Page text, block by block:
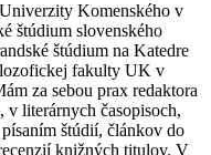
Komenského v
štúdium slovenského
štúdium na Katedre
fakulty UK v
za sebou prax redaktora
literárnych časopisoch,
štúdií, článkov do
knižných titulov. V